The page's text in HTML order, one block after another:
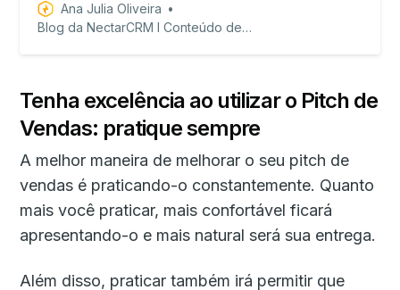
Ana Julia Oliveira
Blog da NectarCRM I Conteúdo de valor para equipes de vendas!
Tenha excelência ao utilizar o Pitch de
Vendas: pratique sempre
A melhor maneira de melhorar o seu pitch de
vendas é praticando-o constantemente. Quanto
mais você praticar, mais confortável ficará
apresentando-o e mais natural será sua entrega.
Além disso, praticar também irá permitir que